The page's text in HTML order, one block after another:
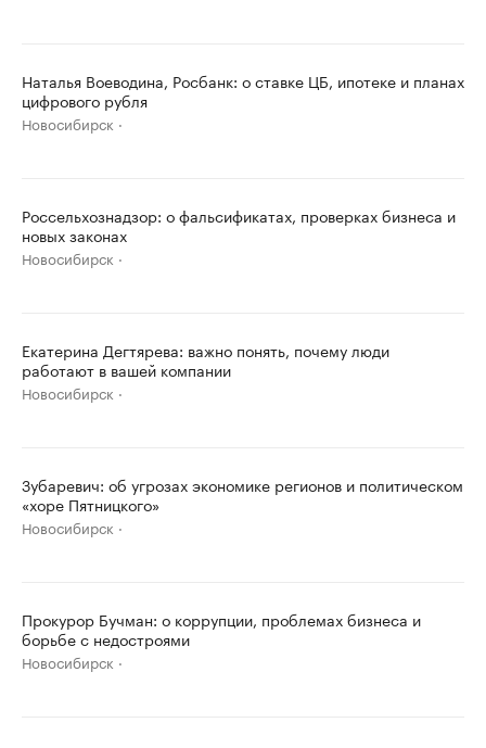
Наталья Воеводина, Росбанк: о ставке ЦБ, ипотеке и планах
цифрового рубля
Новосибирск
Россельхознадзор: о фальсификатах, проверках бизнеса и
новых законах
Новосибирск
Екатерина Дегтярева: важно понять, почему люди
работают в вашей компании
Новосибирск
Зубаревич: об угрозах экономике регионов и политическом
«хоре Пятницкого»
Новосибирск
Прокурор Бучман: о коррупции, проблемах бизнеса и
борьбе с недостроями
Новосибирск